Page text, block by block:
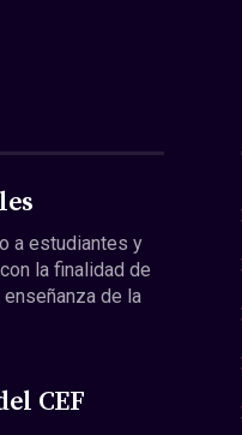
a estudiantes y
la finalidad de
de la
CEF